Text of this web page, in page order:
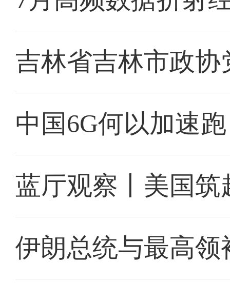
吉林省吉林市政
中国6G何以加速跑
蓝厅观察丨美国
伊朗总统与最高领